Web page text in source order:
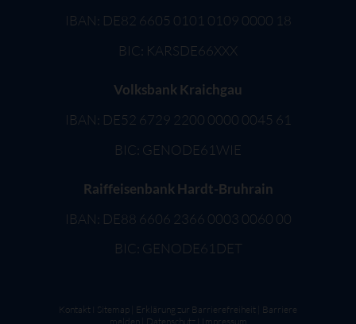
IBAN: DE82 6605 0101 0109 0000 18
BIC: KARSDE66XXX
Volksbank Kraichgau
IBAN: DE52 6729 2200 0000 0045 61
BIC: GENODE61WIE
Raiffeisenbank Hardt-Bruhrain
IBAN: DE88 6606 2366 0003 0060 00
BIC: GENODE61DET
Kontakt Sitemap Erklärung zur Barrierefreiheit Barriere
melden
DatenschutzI Impressum